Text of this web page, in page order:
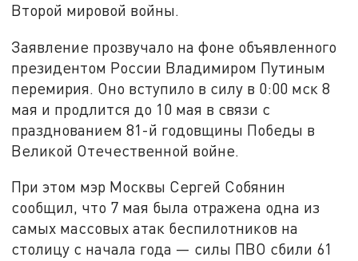
Второй мировой войны.
Заявление прозвучало на фоне объявленного
президентом России Владимиром Путиным
перемирия. Оно вступило в силу в 0:00 мск 8
мая и продлится до 10 мая в связи с
празднованием 81-й годовщины Победы в
Великой Отечественной войне.
При этом мэр Москвы Сергей Собянин
сообщил, что 7 мая была отражена одна из
самых массовых атак беспилотников на
столицу с начала года — силы ПВО сбили 61